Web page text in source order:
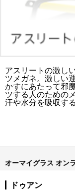
アスリートの激し
ツメガネ。激しい
かすにあたって邪
ツする人のための
汗や水分を吸収す
オーマイグラス オン
ドゥアン